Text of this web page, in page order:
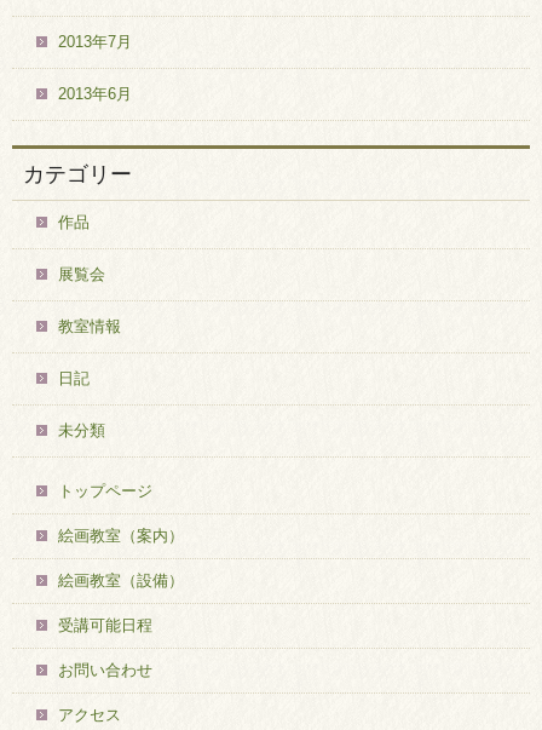
2013年7月
2013年6月
カテゴリー
作品
展覧会
教室情報
日記
未分類
トップページ
絵画教室（案内）
絵画教室（設備）
受講可能日程
お問い合わせ
アクセス